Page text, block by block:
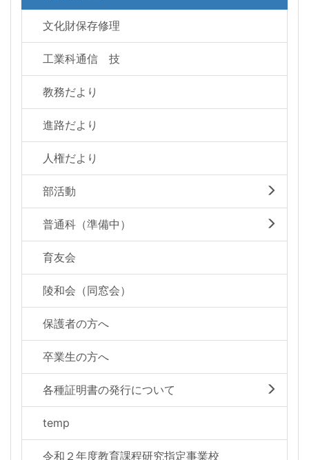
文化財保存修理
工業科通信 技
教務だより
進路だより
人権だより
部活動
普通科（準備中）
育友会
陵和会（同窓会）
保護者の方へ
卒業生の方へ
各種証明書の発行について
temp
令和２年度教育課程研究指定事業校